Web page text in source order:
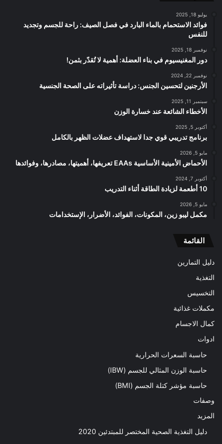
يوليو 18, 2025
فوائد الاستحمام بالماء البارد في فصل الصيف: راحة للجسم وتجديد
للنفس
نوفمبر 18, 2025
دور المغنيسيوم في بناء العضلة: أهمية لا تُقدّر بثمن!
نوفمبر 22, 2024
الأرجنين لتحسين الجنس: دراسة تأثيراته على الصحة الجنسية
سبتمبر 11, 2025
الأخطاء الشائعة عند خسارة الوزن
أكتوبر 5, 2025
برنامج تدريبي قوي جدا لاستهداف عضلات الظهر بالكامل
مايو 5, 2026
الأحماض الأمينية الأساسية EAAs تعريفها، أهميتها، مصادرها، وفوائدها
أكتوبر 7, 2024
10 أطعمة لزيادة الطاقة أثناء التدريب
مايو 5, 2026
مكمل ليبو زين، المكونات، الفوائد، الأضرار، الإستخدامات
القائمة
دليل التمارين
التغذية
التخسيس
مكملات غذائية
كمال الاجسام
ادوات
حاسبة السعرات الحرارية
حاسبة الوزن المثالي للجسم (IBW)
حاسبة مؤشر كتلة الجسم (BMI)
وصفات
المزيد
دليل التغذية الصحية المختصر للمبتدئين 2020​